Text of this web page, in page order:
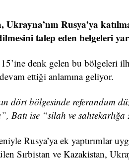
Rusya’ya
talep eden belgeleri
denk gelen bu bölgeleri
ettiği anlamına geliyor.
dört bölgesinde referandum
Batı ise “silah ve
Rusya’ya ek yaptırımlar
Sırbistan ve Kazakistan,